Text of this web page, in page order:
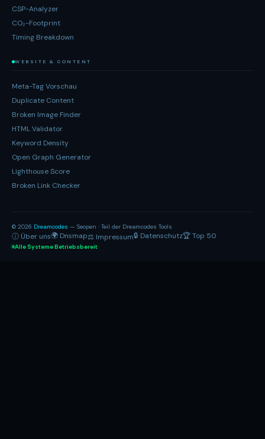
CSP-Analyzer
CO₂-Footprint
Timing Breakdown
WEBSITE & CONTENT
Meta-Tag Vorschau
Duplicate Content
Broken Image Finder
HTML Validator
Keyword Density
Open Graph Generator
Lighthouse Score
Broken Link Checker
© 2026 Dreamcodes — Seopen · Teil der Dreamcodes Tools
ⓘ Über uns🌍 Dnsmap⚖ Impressum🔒 Datenschutz🏆 Top 50
Alle Systeme Betriebsbereit